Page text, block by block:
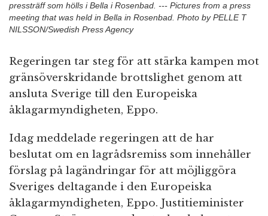
pressträff som hölls i Bella i Rosenbad. --- Pictures from a press
meeting that was held in Bella in Rosenbad. Photo by PELLE T
NILSSON/Swedish Press Agency
Regeringen tar steg för att stärka kampen mot
gränsöverskridande brottslighet genom att
ansluta Sverige till den Europeiska
åklagarmyndigheten, Eppo.
Idag meddelade regeringen att de har
beslutat om en lagrådsremiss som innehåller
förslag på lagändringar för att möjliggöra
Sveriges deltagande i den Europeiska
åklagarmyndigheten, Eppo. Justitieminister